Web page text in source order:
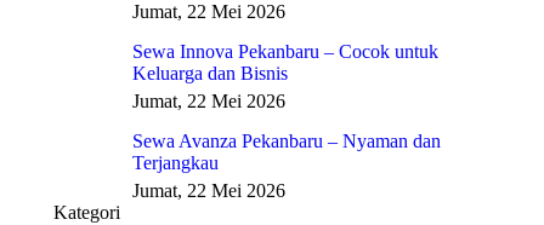
Jumat, 22 Mei 2026
Sewa Innova Pekanbaru – Cocok untuk
Keluarga dan Bisnis
Jumat, 22 Mei 2026
Sewa Avanza Pekanbaru – Nyaman dan
Terjangkau
Jumat, 22 Mei 2026
Kategori